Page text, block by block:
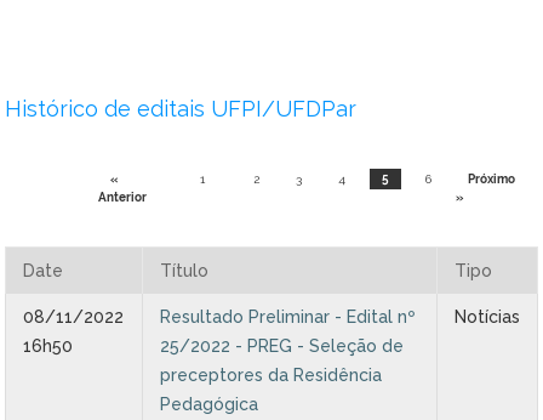
Ministério da Cultura
Ministério do Trabalho
Ministério da Indústria, Comércio Exterior e Serviços
Ministério de Minas e Energia
Histórico de editais UFPI/UFDPar
«
Anterior
1 2 3 4 5 6
Próximo
»
Date Título Tipo
08/11/2022
16h50
Resultado Preliminar - Edital nº
25/2022 - PREG - Seleção de
preceptores da Residência
Pedagógica
Notícias